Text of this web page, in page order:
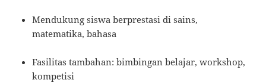
Mendukung siswa berprestasi di sains,
matematika, bahasa
Fasilitas tambahan: bimbingan belajar, workshop,
kompetisi